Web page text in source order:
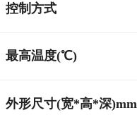
控制方式
最高温度(℃)
外形尺寸(宽*高*深)mm